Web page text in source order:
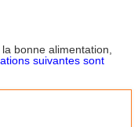
bonne alimentation,
suivantes sont